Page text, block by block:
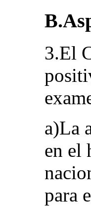
3.El
a)La
en el
para